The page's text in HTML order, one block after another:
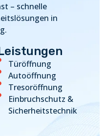
– schnelle
in
Türöffnung
Autoöffnung
Tresoröffnung
Einbruchschutz &
Sicherheitstechnik